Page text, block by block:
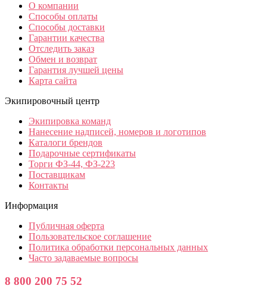
О компании
Способы оплаты
Способы доставки
Гарантии качества
Отследить заказ
Обмен и возврат
Гарантия лучшей цены
Карта сайта
Экипировочный центр
Экипировка команд
Нанесение надписей, номеров и логотипов
Каталоги брендов
Подарочные сертификаты
Торги ФЗ-44, ФЗ-223
Поставщикам
Контакты
Информация
Публичная оферта
Пользовательское соглашение
Политика обработки персональных данных
Часто задаваемые вопросы
8 800 200 75 52